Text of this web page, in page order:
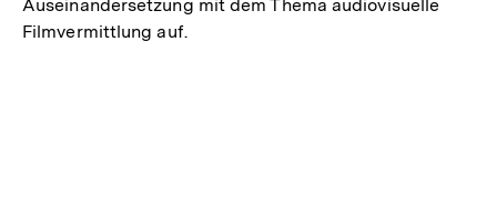
Auseinandersetzung mit dem Thema audiovisuelle
Filmvermittlung auf.